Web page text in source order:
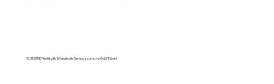
10. BUSİAD Yenilikçilik & Yaratıcılık Sempozyumu ve Ödül Töreni